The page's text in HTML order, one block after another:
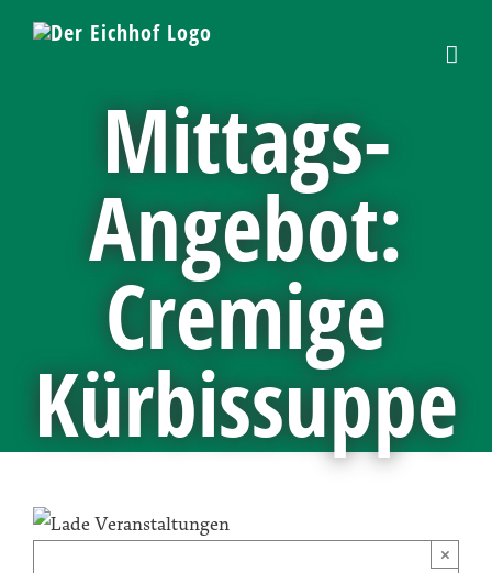
Skip
Mittags-
Angebot:
Cremige
Kürbissuppe
×